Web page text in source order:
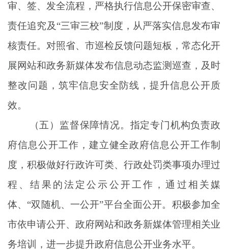
审、签、发全流程， 严格执行信息公开保密审查、
责任追究及“三审三校”制度，从严落实信息发布审
核责任。 对照省、 市巡检反馈问题短板， 常态化开
展网站和政务新媒体发布信息动态监测巡查，及时
整改问题 ，筑牢信息安全防线，提升信息公开质
效。
（五） 监督保障情况。 指定专门机构负责政
府信息公开工作， 建立健全政府信息公开工作制
度， 积极做好行政许可类、行政处罚类事项办理过
程 、结果 的法定公示公开工作 ，通过相关媒
体、 “双随机、一公开”平台全面公开。 积极参加全
市依申请公开、政府网站和政务新媒体管理相关业
务培训，进一步提升政府信息公开业务水平。